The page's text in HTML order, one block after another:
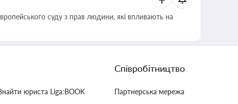
суду з прав людини, які впливають на
юриста Liga:BOOK
Співробітництво
Партнерська мережа